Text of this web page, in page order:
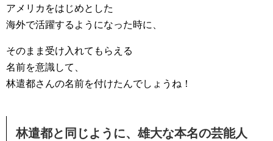
アメリカをはじめとした
海外で活躍するようになった時に、
そのまま受け入れてもらえる
名前を意識して、
林遣都さんの名前を付けたんでしょうね！
林遣都と同じように、雄大な本名の芸能人